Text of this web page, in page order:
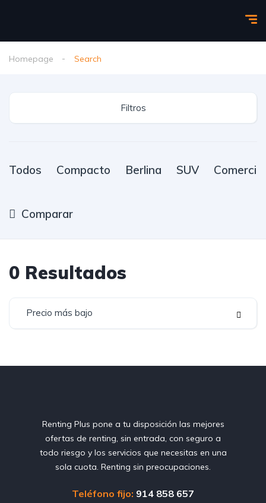
Homepage Search
Filtros
Todos Compacto Berlina SUV Comercial
Comparar
0 Resultados
Precio más bajo
Renting Plus pone a tu disposición las mejores
ofertas de renting, sin entrada, con seguro a
todo riesgo y los servicios que necesitas en una
sola cuota. Renting sin preocupaciones.
Teléfono fijo: 914 858 657